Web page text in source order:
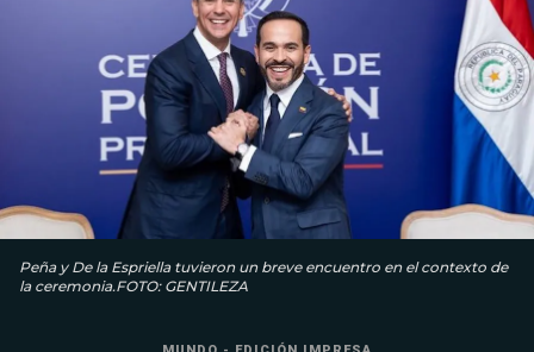
Peña y De la Espriella tuvieron un breve encuentro en el contexto de
la ceremonia.FOTO: GENTILEZA